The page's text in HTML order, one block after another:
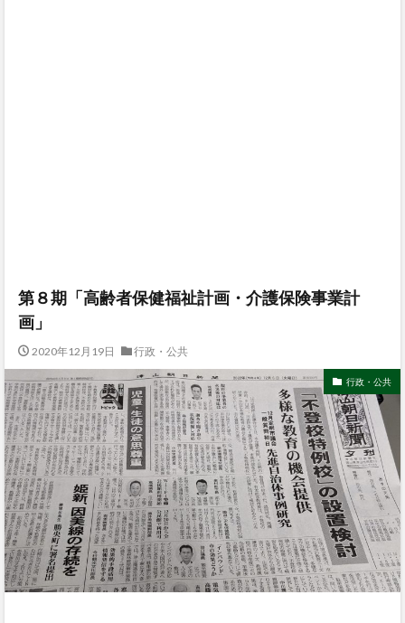
第８期「高齢者保健福祉計画・介護保険事業計
画」
2020年12月19日 行政・公共
行政・公共